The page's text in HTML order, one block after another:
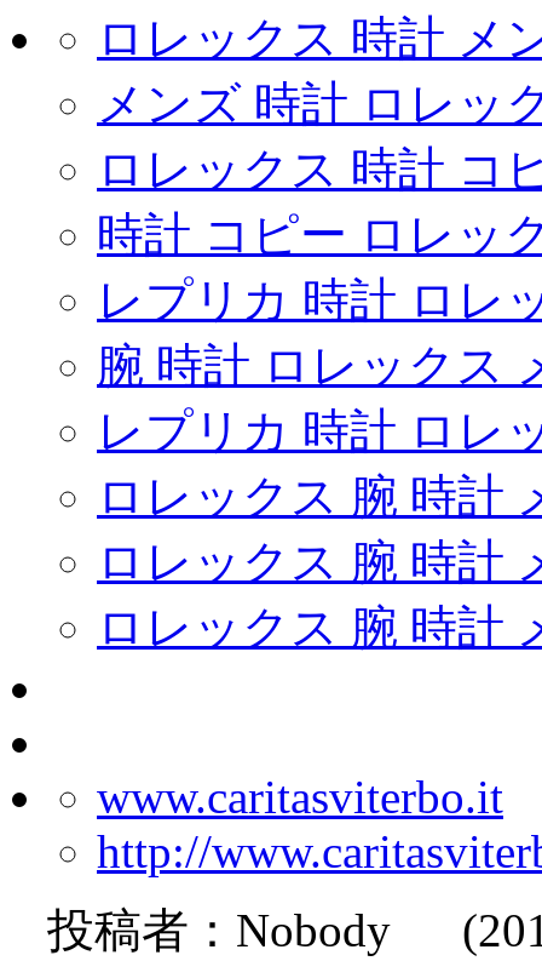
ロレックス 時計 メ
メンズ 時計 ロレッ
ロレックス 時計 コ
時計 コピー ロレッ
レプリカ 時計 ロレ
腕 時計 ロレックス
レプリカ 時計 ロレ
ロレックス 腕 時計
ロレックス 腕 時計
ロレックス 腕 時計
www.caritasviterbo.it
http://
投稿者： Nobody